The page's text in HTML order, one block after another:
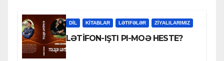
DİL KİTABLAR LƏTIFƏLƏR ZİYALILARIMIZ
LƏTİFON-IŞTI PI-MOƏ HESTE?